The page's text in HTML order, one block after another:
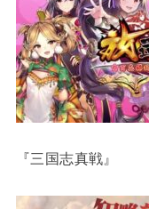
『三国志真戦』